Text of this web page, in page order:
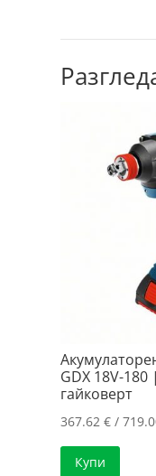
GDX 18V-
гайковерт
367.62€ /
Купи